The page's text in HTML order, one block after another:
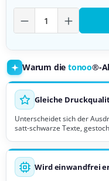
Produkt
Warum die tonoo®-
Gleiche
Unterscheidet sich der
satt-schwarze Texte,
Wird einwandfrei